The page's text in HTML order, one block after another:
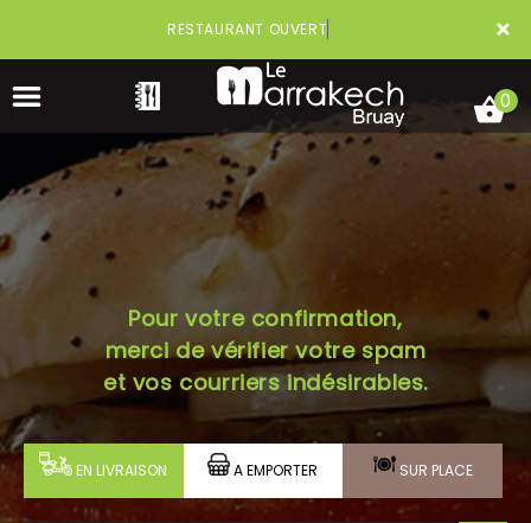
×
RESTAURANT OUVERT
ACCUEIL
VOTRE COMPTE
NOTRE RESTAURANT
VOS AVIS
0
Pour votre confirmation,
merci de vérifier votre spam
et vos courriers indésirables.
EN LIVRAISON A EMPORTER SUR PLACE